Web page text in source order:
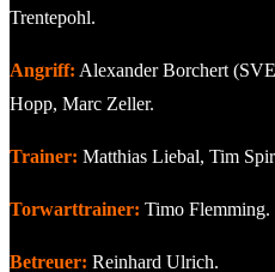
Trentepohl.
Angriff: Alexander Borchert
Hopp, Marc Zeller.
Trainer: Matthias Liebal, Tim
Torwarttrainer: Timo Flemming.
Betreuer: Reinhard Ulrich.